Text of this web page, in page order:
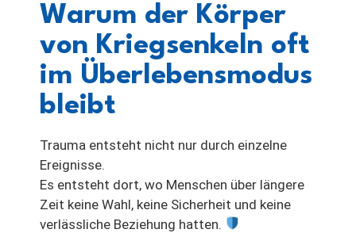
Warum der Körper
von Kriegsenkeln oft
im Überlebensmodus
bleibt
Trauma entsteht nicht nur durch einzelne
Ereignisse.
Es entsteht dort, wo Menschen über längere
Zeit keine Wahl, keine Sicherheit und keine
verlässliche Beziehung hatten.